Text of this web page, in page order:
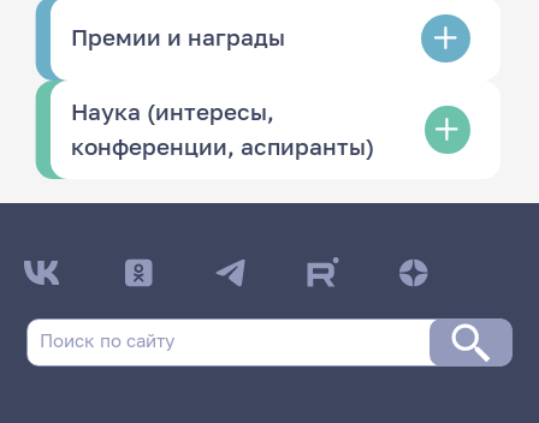
Премии и награды
Наука (интересы,
конференции, аспиранты)